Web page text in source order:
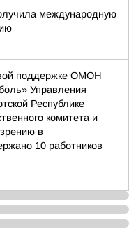
международную
поддержке ОМОН
Управления
Республике
комитета и
в
10 работников